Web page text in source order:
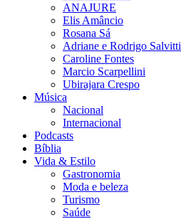
ANAJURE
Elis Amâncio
Rosana Sá
Adriane e Rodrigo Salvitti
Caroline Fontes
Marcio Scarpellini
Ubirajara Crespo
Música
Nacional
Internacional
Podcasts
Bíblia
Vida & Estilo
Gastronomia
Moda e beleza
Turismo
Saúde